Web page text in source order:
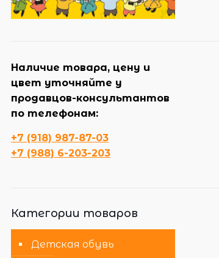
Наличие товара, цену и
цвет уточняйте у
продавцов-консультантов
по телефонам:
+7 (918) 987-87-03
+7 (988) 6-203-203
Категории товаров
Детская обувь